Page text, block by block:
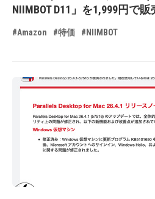
NIIMBOT D11」を1,999円で
#Amazon #特価 #NIIMBOT